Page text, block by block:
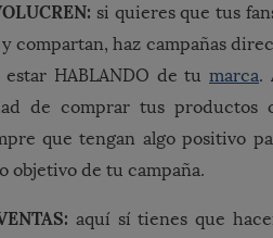
si quieres que tus
compartan, haz campañas
HABLANDO de tu marca.
de comprar tus productos
que tengan algo positivo
objetivo de tu campaña.
aquí sí tienes que